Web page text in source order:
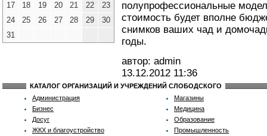
17
18 19 20 21 22
23
24
25 26 27 28 29
30
31
полупрофессиональные
стоимость будет вполне
снимков ваших чад и
годы.
автор: admin
13.12.2012 11:36
КАТАЛОГ ОРГАНИЗАЦИЙ И УЧРЕЖДЕНИЙ СЛОБОДСКОГО
Администрация
Бизнес
Досуг
ЖКХ и благоустройство
Магазины
Медицина
Образование
Промышленность